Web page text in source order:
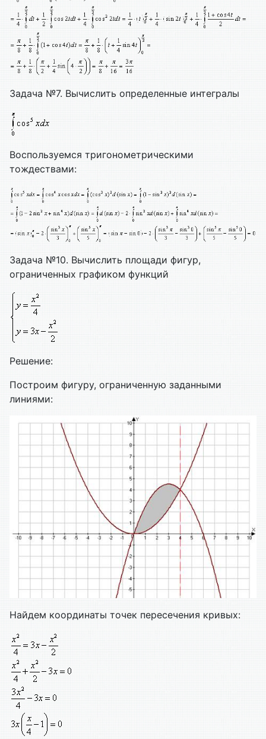
Задача №7. Вычислить определенные интегралы
Воспользуемся тригонометрическими
тождествами:
Задача №10. Вычислить площади фигур,
ограниченных графиком функций
Решение:
Построим фигуру, ограниченную заданными
линиями:
Найдем координаты точек пересечения кривых: